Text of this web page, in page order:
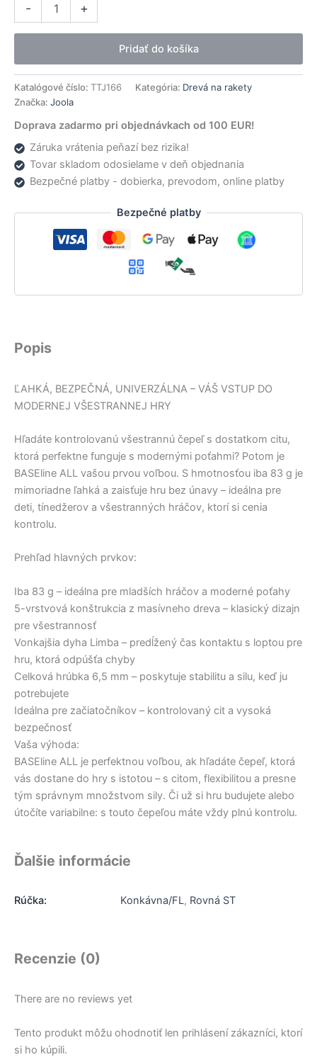
- +
Pridať do košíka
Katalógové číslo: TTJ166 Kategória: Drevá na rakety
Značka: Joola
Doprava zadarmo pri objednávkach od 100 EUR!
Záruka vrátenia peňazí bez rizika!
Tovar skladom odosielame v deň objednania
Bezpečné platby - dobierka, prevodom, online platby
Bezpečné platby
Popis
ĽAHKÁ, BEZPEČNÁ, UNIVERZÁLNA – VÁŠ VSTUP DO
MODERNEJ VŠESTRANNEJ HRY
Hľadáte kontrolovanú všestrannú čepeľ s dostatkom citu,
ktorá perfektne funguje s modernými poťahmi? Potom je
BASEline ALL vašou prvou voľbou. S hmotnosťou iba 83 g je
mimoriadne ľahká a zaisťuje hru bez únavy – ideálna pre
deti, tínedžerov a všestranných hráčov, ktorí si cenia
kontrolu.
Prehľad hlavných prvkov:
Iba 83 g – ideálna pre mladších hráčov a moderné poťahy
5-vrstvová konštrukcia z masívneho dreva – klasický dizajn
pre všestrannosť
Vonkajšia dyha Limba – predĺžený čas kontaktu s loptou pre
hru, ktorá odpúšťa chyby
Celková hrúbka 6,5 mm – poskytuje stabilitu a silu, keď ju
potrebujete
Ideálna pre začiatočníkov – kontrolovaný cit a vysoká
bezpečnosť
Vaša výhoda:
BASEline ALL je perfektnou voľbou, ak hľadáte čepeľ, ktorá
vás dostane do hry s istotou – s citom, flexibilitou a presne
tým správnym množstvom sily. Či už si hru budujete alebo
útočíte variabilne: s touto čepeľou máte vždy plnú kontrolu.
Ďalšie informácie
Rúčka: Konkávna/FL, Rovná ST
Recenzie (0)
There are no reviews yet
Tento produkt môžu ohodnotiť len prihlásení zákazníci, ktorí
si ho kúpili.